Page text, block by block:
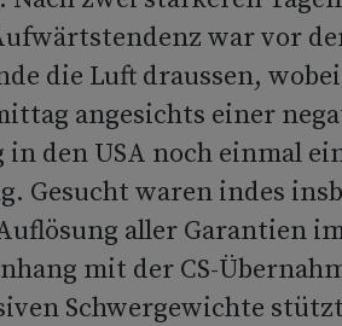
war vor
die Luft draussen,
angesichts einer
in den USA noch einmal
Gesucht waren indes
aller Garantien
mit der CS-
Schwergewichte